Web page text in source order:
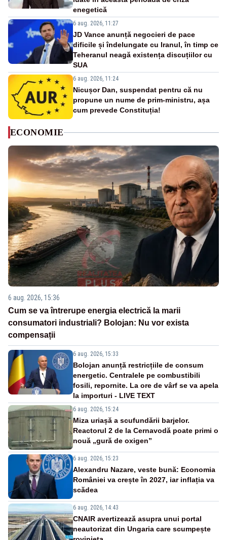
enegetică
6 aug. 2026, 11:27
JD Vance anunță negocieri de pace
dificile și îndelungate cu Iranul, în timp ce
Teheranul neagă existența discuțiilor cu
SUA
6 aug. 2026, 11:24
Nicușor Dan, suspendat pentru că nu
propune un nume de prim-ministru, așa
cum prevede Constituția!
ECONOMIE
6 aug. 2026, 15:36
Cum se va întrerupe energia electrică la marii
consumatori industriali? Bolojan: Nu vor exista
compensații
6 aug. 2026, 15:33
Bolojan anunță restricțiile de consum
energetic. Centralele pe combustibili
fosili, repornite. La ore de vârf se va apela
la importuri - LIVE TEXT
6 aug. 2026, 15:24
Miza uriașă a scufundării barjelor.
Reactorul 2 de la Cernavodă poate primi o
nouă „gură de oxigen”
6 aug. 2026, 15:23
Alexandru Nazare, veste bună: Economia
României va crește în 2027, iar inflația va
scădea
6 aug. 2026, 14:43
CNAIR avertizează asupra unui portal
neautorizat din Ungaria care scumpește